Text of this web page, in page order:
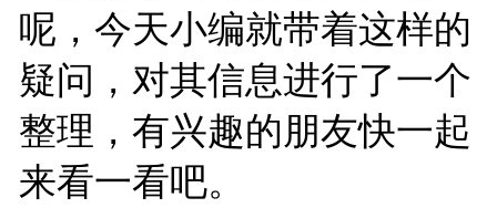
呢，今天小编就带着这样的
疑问，对其信息进行了一个
整理，有兴趣的朋友快一起
来看一看吧。